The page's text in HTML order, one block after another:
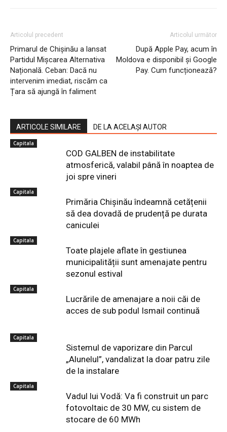
Articolul precedent
Primarul de Chișinău a lansat
Partidul Mișcarea Alternativa
Națională. Ceban: Dacă nu
intervenim imediat, riscăm ca
Țara să ajungă în faliment
Articolul următor
După Apple Pay, acum în
Moldova e disponibil și Google
Pay. Cum funcționează?
ARTICOLE SIMILARE DE LA ACELAȘI AUTOR
Capitala
COD GALBEN de instabilitate
atmosferică, valabil până în noaptea de
joi spre vineri
Capitala
Primăria Chișinău îndeamnă cetățenii
să dea dovadă de prudență pe durata
caniculei
Capitala
Toate plajele aflate în gestiunea
municipalității sunt amenajate pentru
sezonul estival
Capitala
Lucrările de amenajare a noii căi de
acces de sub podul Ismail continuă
Capitala
Sistemul de vaporizare din Parcul
„Alunelul”, vandalizat la doar patru zile
de la instalare
Capitala
Vadul lui Vodă: Va fi construit un parc
fotovoltaic de 30 MW, cu sistem de
stocare de 60 MWh